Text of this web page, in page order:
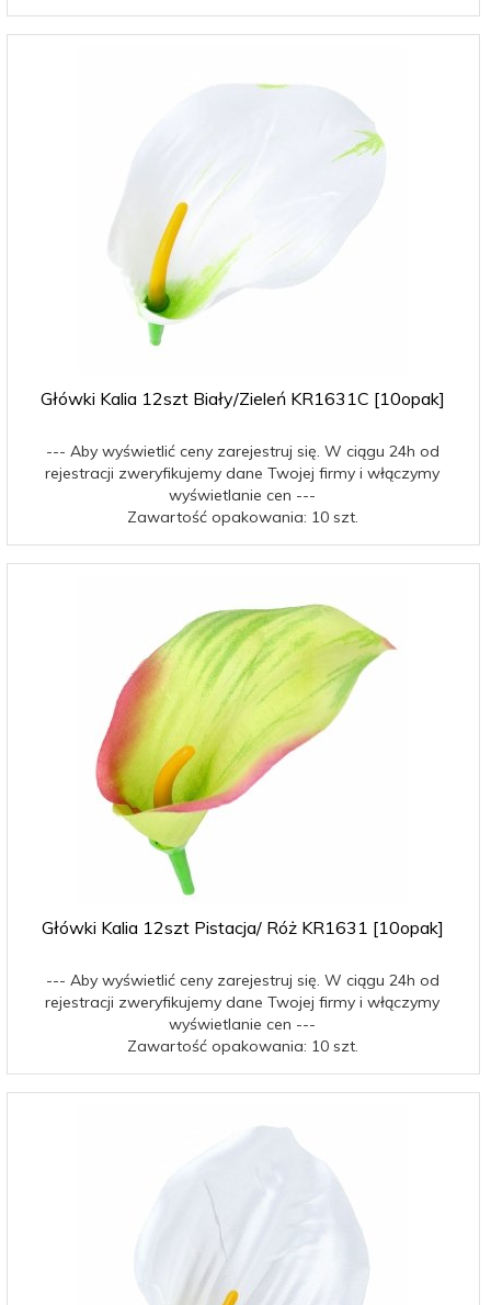
Główki Kalia 12szt Biały/Zieleń KR1631C [10opak]
--- Aby wyświetlić ceny zarejestruj się. W ciągu 24h od
rejestracji zweryfikujemy dane Twojej firmy i włączymy
wyświetlanie cen ---
Zawartość opakowania: 10 szt.
Główki Kalia 12szt Pistacja/ Róż KR1631 [10opak]
--- Aby wyświetlić ceny zarejestruj się. W ciągu 24h od
rejestracji zweryfikujemy dane Twojej firmy i włączymy
wyświetlanie cen ---
Zawartość opakowania: 10 szt.